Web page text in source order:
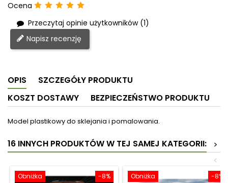
Ocena
Przeczytaj opinie użytkowników (1)
Napisz recenzję
OPIS
SZCZEGÓŁY PRODUKTU
KOSZT DOSTAWY
BEZPIECZEŃSTWO PRODUKTU
Model plastikowy do sklejania i pomalowania.
16 INNYCH PRODUKTÓW W TEJ SAMEJ KATEGORII:
>
<
-8%
Obniżka -8%
Obniżka